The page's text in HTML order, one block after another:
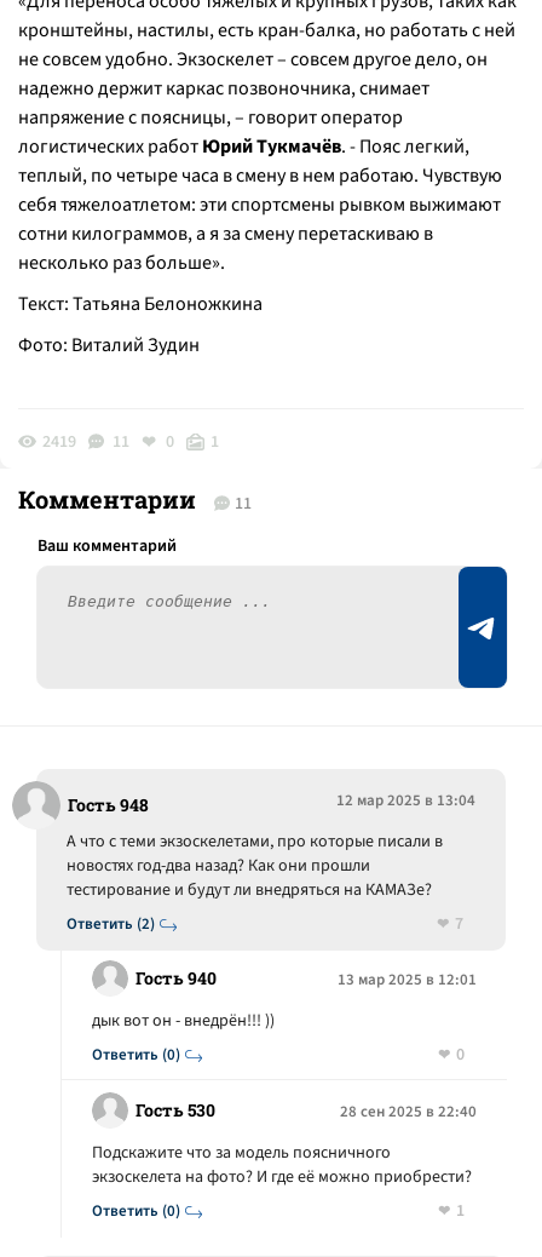
кронштейны, настилы, есть кран-балка, но работать с ней
не совсем удобно. Экзоскелет – совсем другое дело, он
надежно держит каркас позвоночника, снимает
напряжение с поясницы, – говорит оператор
логистических работЮрий Тукмачёв. - Пояс легкий,
теплый, по четыре часа в смену в нем работаю. Чувствую
себя тяжелоатлетом: эти спортсмены рывком выжимают
сотни килограммов, а я за смену перетаскиваю в
несколько раз больше».
Текст: Татьяна Белоножкина
Фото: Виталий Зудин
2419 11 0 1
Комментарии 11
Гость 948 12 мар 2025 в 13:04
Ответить (2)
А что с теми экзоскелетами, про которые писали в
новостях год-два назад? Как они прошли
тестирование и будут ли внедряться на КАМАЗе?
7
Гость 940 13 мар 2025 в 12:01
Ответить (0)
дык вот он - внедрён!!! ))
0
Гость 530 28 сен 2025 в 22:40
Ответить (0)
Подскажите что за модель поясничного
экзоскелета на фото? И где её можно приобрести?
1